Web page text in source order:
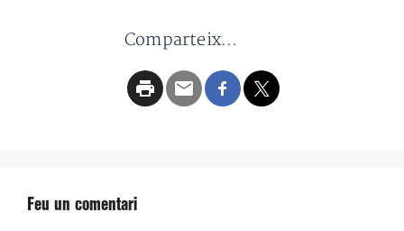
Comparteix...
Feu un comentari